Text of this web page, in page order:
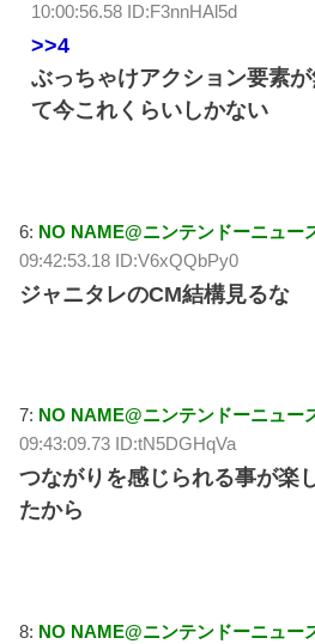
10:00:56.58 ID:F3nnHAl5d
>>4
ぶっちゃけアクション要素
て今これくらいしかない
6: NO NAME@ニンテンドーニュー
09:42:53.18 ID:V6xQQbPy0
ジャニタレのCM結構見るな
7: NO NAME@ニンテンドーニュー
09:43:09.73 ID:tN5DGHqVa
つながりを感じられる事が楽
たから
8: NO NAME@ニンテンドーニュー